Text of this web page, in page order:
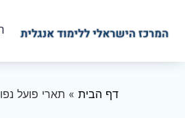
דף הבית » תארי פועל